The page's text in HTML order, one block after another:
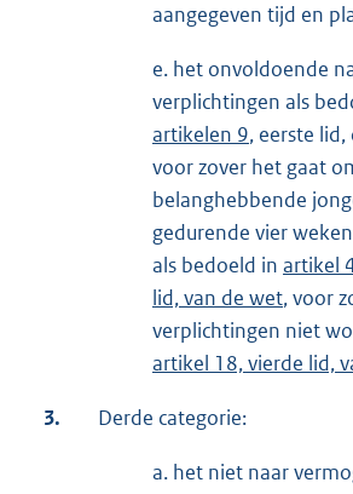
aangegeven tijd en
e. het onvoldoende
verplichtingen als
artikelen 9, eerste lid,
voor zover het gaat
belanghebbende
gedurende vier
als bedoeld in artikel
lid, van de wet, voor
verplichtingen niet
artikel 18, vierde lid,
3. Derde categorie:
a. het niet naar